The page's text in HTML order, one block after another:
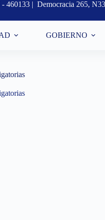
460133 | Democracia 265,
GOBIERNO